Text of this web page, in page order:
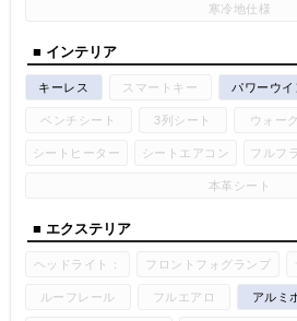
寒冷地仕様
■ インテリア
キーレス スマートキー パワーウイ
ベンチシート 3列シート ウォー
シートヒーター シートエアコン フルフ
本革シート
■ エクステリア
ヘッドライト： フロントフォグランプ
ルーフレール フルエアロ アルミ